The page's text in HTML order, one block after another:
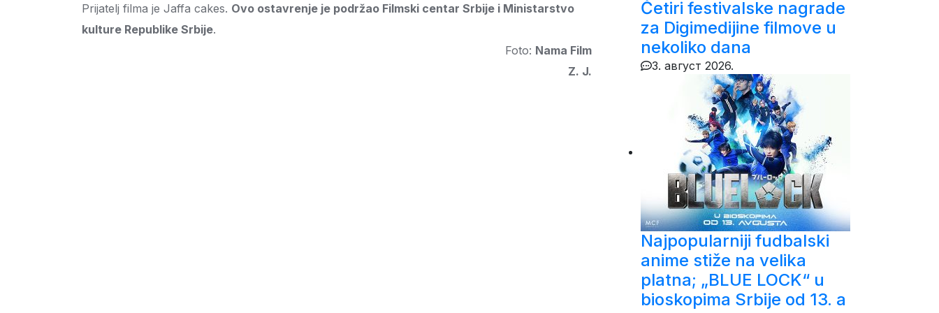
Prijatelj filma je Jaffa cakes. Ovo ostavrenje je podržao Filmski centar Srbije i Ministarstvo
kulture Republike Srbije.
Foto: Nama Film
Z. J.
Četiri festivalske nagrade
za Digimedijine filmove u
nekoliko dana
3. август 2026.
Najpopularniji fudbalski
anime stiže na velika
platna; „BLUE LOCK“ u
bioskopima Srbije od 13. a